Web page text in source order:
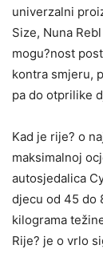
univerzalni
Size, Nuna
mogu?nost
kontra smjeru,
pa do otprilike
Kad je rije? o
maksimalnoj
autosjedalica
djecu od 45 do
kilograma
Rije? je o vrlo